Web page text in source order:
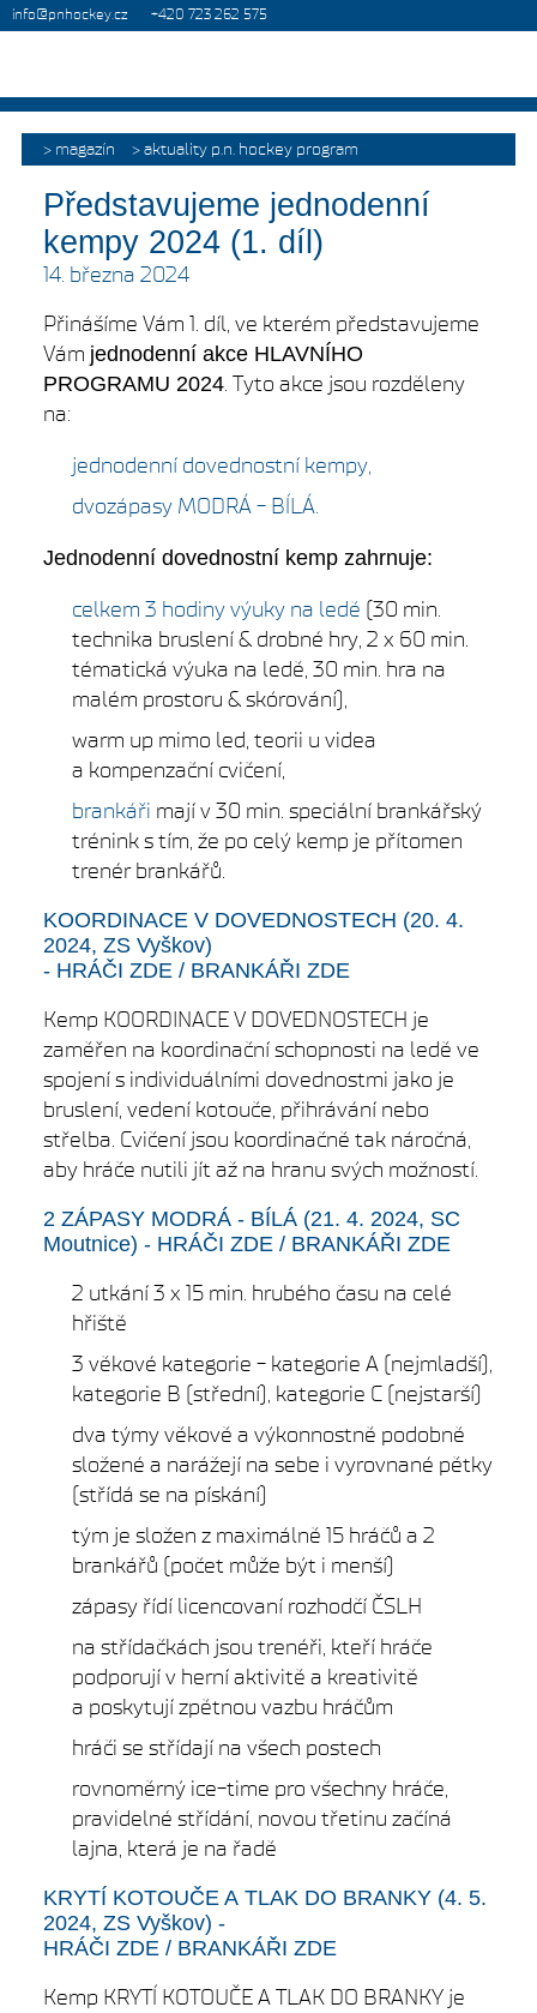
magazín aktuality p.n. hockey program
Představujeme jednodenní
kempy 2024 (1. díl)
14. března 2024
Přinášíme Vám 1. díl, ve kterém představujeme
Vám jednodenní akce HLAVNÍHO
PROGRAMU 2024. Tyto akce jsou rozděleny
na:
jednodenní dovednostní kempy,
dvozápasy MODRÁ - BÍLÁ.
Jednodenní dovednostní kemp zahrnuje:
celkem 3 hodiny výuky na ledě (30 min.
technika bruslení & drobné hry, 2 x 60 min.
tématická výuka na ledě, 30 min. hra na
malém prostoru & skórování),
warm up mimo led, teorii u videa
a kompenzační cvičení,
brankáři mají v 30 min. speciální brankářský
trénink s tím, že po celý kemp je přítomen
trenér brankářů.
KOORDINACE V DOVEDNOSTECH (20. 4.
2024, ZS Vyškov)
- HRÁČI ZDE / BRANKÁŘI ZDE
Kemp KOORDINACE V DOVEDNOSTECH je
zaměřen na koordinační schopnosti na ledě ve
spojení s individuálními dovednostmi jako je
bruslení, vedení kotouče, přihrávání nebo
střelba. Cvičení jsou koordinačně tak náročná,
aby hráče nutili jít až na hranu svých možností.
2 ZÁPASY MODRÁ - BÍLÁ (21. 4. 2024, SC
Moutnice) - HRÁČI ZDE / BRANKÁŘI ZDE
2 utkání 3 x 15 min. hrubého času na celé
hřiště
3 věkové kategorie - kategorie A (nejmladší),
kategorie B (střední), kategorie C (nejstarší)
dva týmy věkově a výkonnostně podobně
složené a narážejí na sebe i vyrovnané pětky
(střídá se na pískání)
tým je složen z maximálně 15 hráčů a 2
brankářů (počet může být i menší)
zápasy řídí licencovaní rozhodčí ČSLH
na střídačkách jsou trenéři, kteří hráče
podporují v herní aktivitě a kreativitě
a poskytují zpětnou vazbu hráčům
hráči se střídají na všech postech
rovnoměrný ice-time pro všechny hráče,
pravidelné střídání, novou třetinu začíná
lajna, která je na řadě
KRYTÍ KOTOUČE A TLAK DO BRANKY (4. 5.
2024, ZS Vyškov) -
HRÁČI ZDE / BRANKÁŘI ZDE
Kemp KRYTÍ KOTOUČE A TLAK DO BRANKY je
info@pnhockey.cz +420 723 262 575